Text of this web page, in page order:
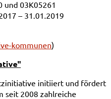
und 03K05261
– 31.01.2019
kommunen)
initiiert und fördert
seit 2008 zahlreiche